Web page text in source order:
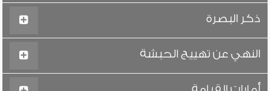
ذكر البصرة
النهي عن تهييج الحبشة